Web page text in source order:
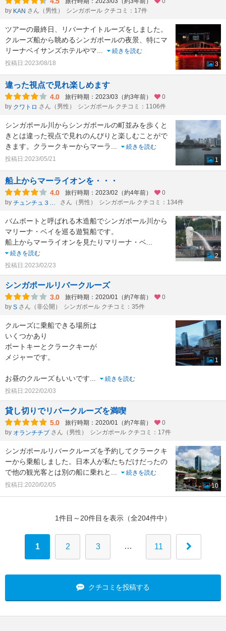
by KAN さん（男性） シンガポール クチコミ：17件
ツアーの最終日、リバーナイトルーズをしました。
クルーズ船から眺めるシンガポールの夜景、特にマ
リーナベイサンズホテルやマ
続きを読む
投稿日:2023/08/18
3
違った視点で見れ楽しめます
4.0 旅行時期：2023/03（約3年前）
0
by クワトロ さん（男性） シンガポール クチコミ：1106件
シンガポール川からシンガポールの町並みを歩くと
きとは違った視点で見れのんびりと楽しむことがで
きます。クラークキーからマーラ
続きを読む
投稿日:2023/05/21
1
船上からマーライオンを・・・
4.0 旅行時期：2023/02（約4年前）
0
by
チュンチュ３１９ さん（男性） シンガポール クチコミ：134件
バムボートと呼ばれる木造船でシンガポール川から
マリーナ・ベイを巡る遊覧船です。
船上からマーライオンを見たりマリーナ・ベ
続きを読む
投稿日:2023/02/23
2
シンガポールリバークルーズ
3.0 旅行時期：2020/01（約7年前）
0
by S さん（非公開） シンガポール クチコミ：35件
クルーズに乗船できる場所は
いくつかあり
ボートキーとクラークキーが
メジャーです。
お昼のクルーズもいいです
続きを読む
投稿日:2022/02/03
1
貸し切りでリバークルーズを満喫
5.0 旅行時期：2020/01（約7年前）
0
by オランチチブ さん（男性） シンガポール クチコミ：17件
シンガポールリバークルーズを予約してクラークキ
ーから乗船しました。日本人が私たちだけだったの
で他の観光客とは別の船に乗れと
続きを読む
投稿日:2020/02/05
10
1件目～20件目を表示（全204件中）
1 2 3 … 11
クチコミを投稿する